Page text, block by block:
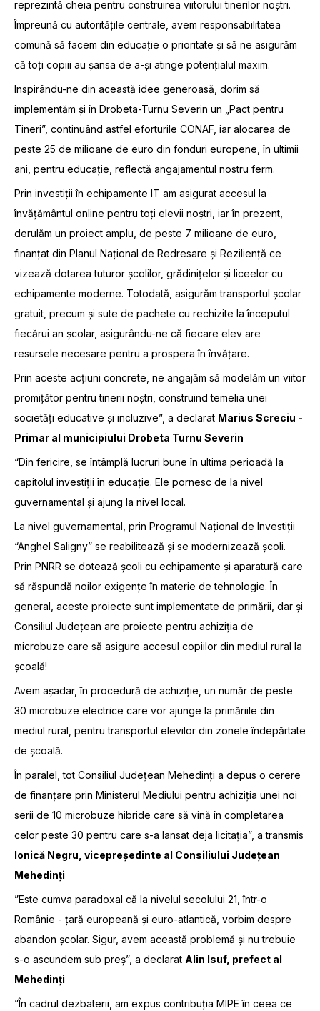
reprezintă cheia pentru construirea viitorului tinerilor noștri.
Împreună cu autoritățile centrale, avem responsabilitatea
comună să facem din educație o prioritate și să ne asigurăm
că toți copiii au șansa de a-și atinge potențialul maxim.
Inspirându-ne din această idee generoasă, dorim să
implementăm și în Drobeta-Turnu Severin un „Pact pentru
Tineri”, continuând astfel eforturile CONAF, iar alocarea de
peste 25 de milioane de euro din fonduri europene, în ultimii
ani, pentru educație, reflectă angajamentul nostru ferm.
Prin investiții în echipamente IT am asigurat accesul la
învățământul online pentru toți elevii noștri, iar în prezent,
derulăm un proiect amplu, de peste 7 milioane de euro,
finanțat din Planul Național de Redresare și Reziliență ce
vizează dotarea tuturor școlilor, grădinițelor și liceelor cu
echipamente moderne. Totodată, asigurăm transportul școlar
gratuit, precum și sute de pachete cu rechizite la începutul
fiecărui an școlar, asigurându-ne că fiecare elev are
resursele necesare pentru a prospera în învățare.
Prin aceste acțiuni concrete, ne angajăm să modelăm un viitor
promițător pentru tinerii noștri, construind temelia unei
societăți educative și incluzive”, a declarat Marius Screciu -
Primar al municipiului Drobeta Turnu Severin
“Din fericire, se întâmplă lucruri bune în ultima perioadă la
capitolul investiții în educație. Ele pornesc de la nivel
guvernamental și ajung la nivel local.
La nivel guvernamental, prin Programul Național de Investiții
“Anghel Saligny” se reabilitează și se modernizează școli.
Prin PNRR se dotează școli cu echipamente și aparatură care
să răspundă noilor exigențe în materie de tehnologie. În
general, aceste proiecte sunt implementate de primării, dar și
Consiliul Județean are proiecte pentru achiziția de
microbuze care să asigure accesul copiilor din mediul rural la
școală!
Avem așadar, în procedură de achiziție, un număr de peste
30 microbuze electrice care vor ajunge la primăriile din
mediul rural, pentru transportul elevilor din zonele îndepărtate
de școală.
În paralel, tot Consiliul Județean Mehedinți a depus o cerere
de finanțare prin Ministerul Mediului pentru achiziția unei noi
serii de 10 microbuze hibride care să vină în completarea
celor peste 30 pentru care s-a lansat deja licitația”, a transmis
Ionică Negru, vicepreședinte al Consiliului Județean
Mehedinți
”Este cumva paradoxal că la nivelul secolului 21, într-o
Românie - țară europeană și euro-atlantică, vorbim despre
abandon școlar. Sigur, avem această problemă și nu trebuie
s-o ascundem sub preș”, a declarat Alin Isuf, prefect al
Mehedinți
”În cadrul dezbaterii, am expus contribuția MIPE în ceea ce